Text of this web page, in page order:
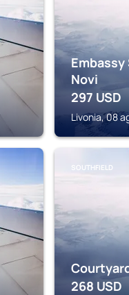
Novi
297 USD
Livonia, 08
SOUTHFIELD
268 USD